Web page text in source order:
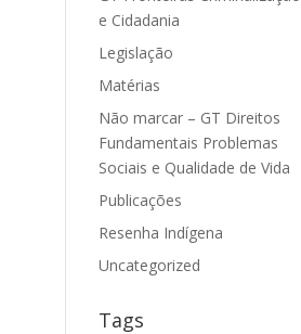
e Cidadania
Legislação
Matérias
Não marcar – GT Direitos
Fundamentais Problemas
Sociais e Qualidade de Vida
Publicações
Resenha Indígena
Uncategorized
Tags